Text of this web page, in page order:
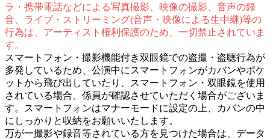
ラ・携帯電話などによる写真撮影、映像の撮影、音声の録
音、ライブ・ストリーミング(音声・映像による生中継)等の
行為は、アーティスト権利保護のため、一切禁止されていま
す。
スマートフォン・撮影機能付き双眼鏡での盗撮・盗聴行為が
多発しているため、公演中にスマートフォンがカバンやポケ
ットから飛び出していたり、スマートフォン・双眼鏡を使用
されている場合、係員が確認させていただく場合がございま
す。スマートフォンはマナーモードに設定の上、カバンの中
にしっかりと収納をお願いいたします。
万が一撮影や録音等されている方を見つけた場合は、データ